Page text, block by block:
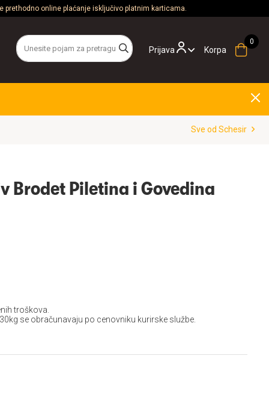
prethodno online plaćanje isključivo platnim karticama.
Prijava Korpa
Sve od Schesir
Brodet Piletina i Govedina
troškova.
se obračunavaju po cenovniku kurirske službe.